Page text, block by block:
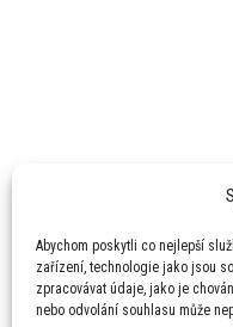
Abychom poskytli co nejlepší
zařízení, technologie jako jsou
zpracovávat údaje, jako je
nebo odvolání souhlasu může